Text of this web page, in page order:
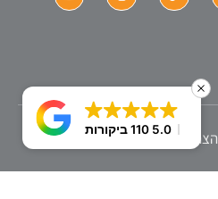
הצהרת נגישות
5.0